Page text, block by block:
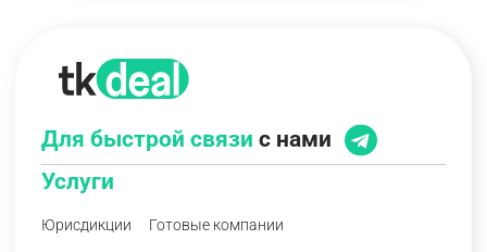
Услуги
Юрисдикции
Готовые компании
Для быстрой связи с нами